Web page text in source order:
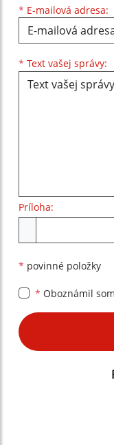
* E-mailová adresa:
* Text vašej správy:
Príloha:
* povinné položky
* Oboznámil
Google reCaptcha